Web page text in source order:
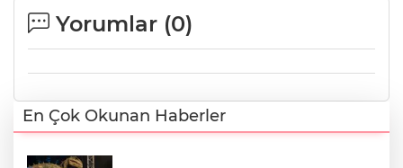
Yorumlar (0)
En Çok Okunan Haberler